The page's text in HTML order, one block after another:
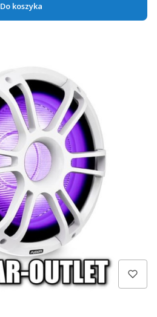
Do koszyka